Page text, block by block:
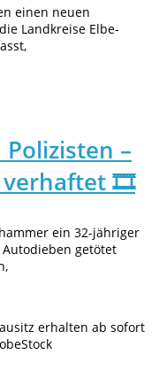
einen neuen
Landkreise Elbe-
–
verhaftet 🎞️
ein 32-jähriger
getötet
erhalten ab sofort